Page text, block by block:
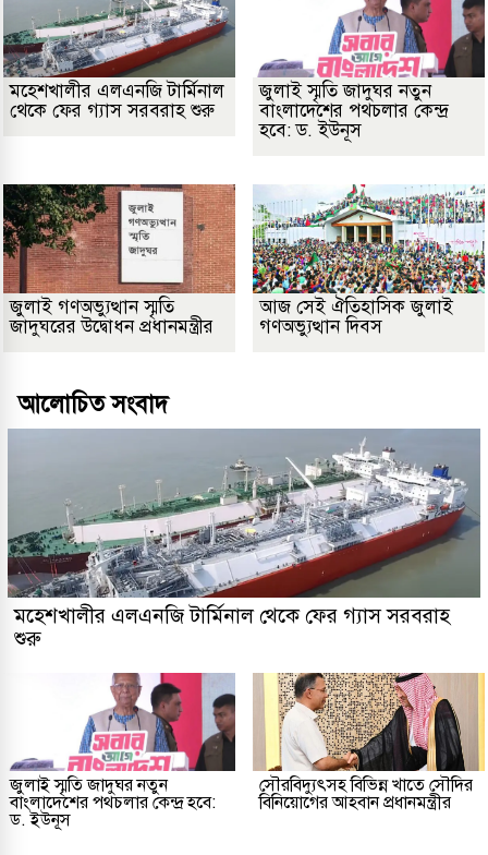
মহেশখালীর এলএনজি টার্মিনাল
থেকে ফের গ্যাস সরবরাহ শুরু
জুলাই স্মৃতি জাদুঘর নতুন
বাংলাদেশের পথচলার কেন্দ্র
হবে: ড. ইউনূস
জুলাই গণঅভ্যুত্থান স্মৃতি
জাদুঘরের উদ্বোধন প্রধানমন্ত্রীর
আজ সেই ঐতিহাসিক জুলাই
গণঅভ্যুত্থান দিবস
আলোচিত সংবাদ
মহেশখালীর এলএনজি টার্মিনাল থেকে ফের গ্যাস সরবরাহ
শুরু
জুলাই স্মৃতি জাদুঘর নতুন
বাংলাদেশের পথচলার কেন্দ্র হবে:
ড. ইউনূস
সৌরবিদ্যুৎসহ বিভিন্ন খাতে সৌদির
বিনিয়োগের আহবান প্রধানমন্ত্রীর